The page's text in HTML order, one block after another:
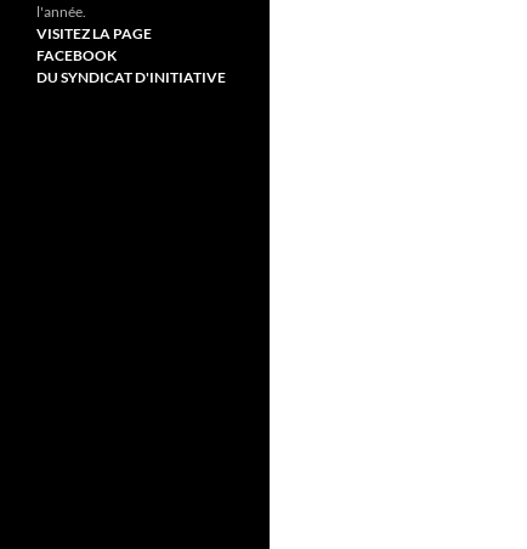
l'année.
VISITEZ LA PAGE
FACEBOOK
DU SYNDICAT D'INITIATIVE